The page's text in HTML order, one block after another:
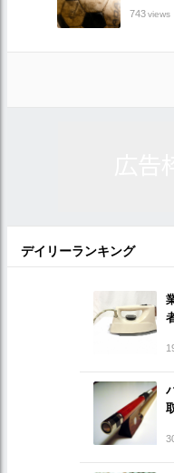
743views
デイリーランキング